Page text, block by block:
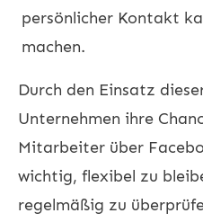
persönlicher Kontakt
machen.
Durch den Einsatz
Unternehmen ihre
Mitarbeiter über
wichtig, flexibel zu
regelmäßig zu